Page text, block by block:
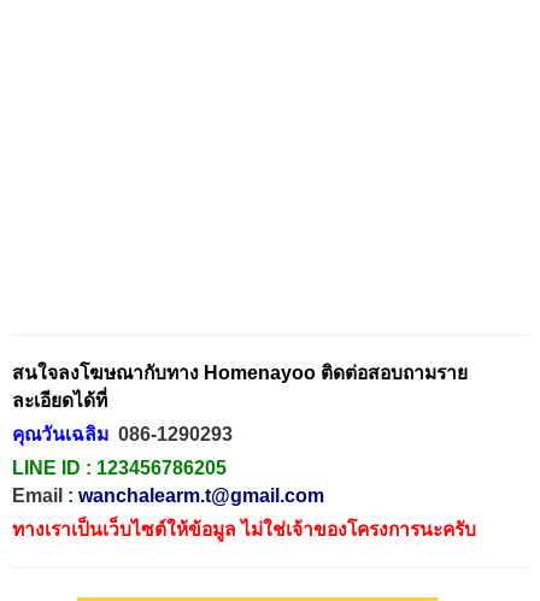
สนใจลงโฆษณากับทาง Homenayoo ติดต่อสอบถามราย
ละเอียดได้ที่
คุณวันเฉลิม 086-1290293
LINE ID : 123456786205
Email : wanchalearm.t@gmail.com
ทางเราเป็นเว็บไซต์ให้ข้อมูล ไม่ใช่เจ้าของโครงการนะครับ